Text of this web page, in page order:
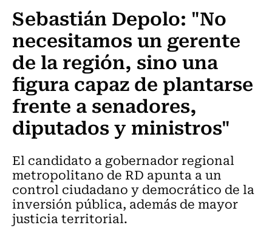
Sebastián Depolo: "No
necesitamos un gerente
de la región, sino una
figura capaz de plantarse
frente a senadores,
diputados y ministros"
El candidato a gobernador regional
metropolitano de RD apunta a un
control ciudadano y democrático de la
inversión pública, además de mayor
justicia territorial.